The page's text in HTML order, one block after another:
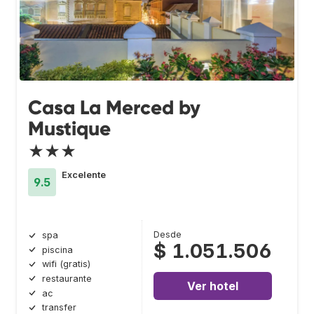
Casa La Merced by
Mustique
★★★
9.5
Excelente
spa
piscina
wifi (gratis)
restaurante
ac
transfer
Desde
$ 1.051.506
Ver hotel